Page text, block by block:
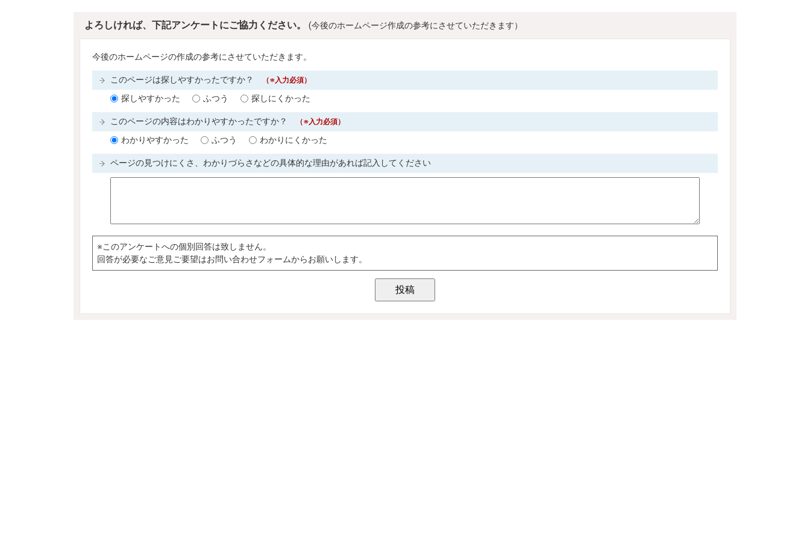
よろしければ、下記アンケートにご協力ください。 (今後のホームページ作成の参考にさせていただきます）
今後のホームページの作成の参考にさせていただきます。
このページは探しやすかったですか？ （※入力必須）
探しやすかった ふつう 探しにくかった
このページの内容はわかりやすかったですか？ （※入力必須）
わかりやすかった ふつう わかりにくかった
ページの見つけにくさ、わかりづらさなどの具体的な理由があれば記入してください
※このアンケートへの個別回答は致しません。
回答が必要なご意見ご要望はお問い合わせフォームからお願いします。